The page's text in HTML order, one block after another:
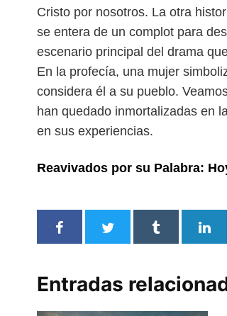
Cristo por nosotros. La otra
se entera de un complot para
escenario principal del drama
En la profecía, una mujer
considera él a su pueblo.
han quedado inmortalizadas en
en sus experiencias.
Reavivados por su Palabra:
Entradas